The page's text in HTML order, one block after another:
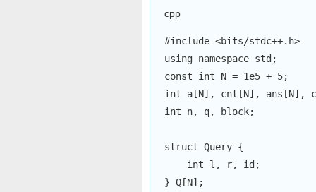
cpp
#include <bits/stdc++.h>
using namespace std;
const
int N = 1e5 + 5;
int a[N] , cnt [N] , ans [N] ,
int n, q, block;
struct Query {
int l , r, id;
} Q[N] ;